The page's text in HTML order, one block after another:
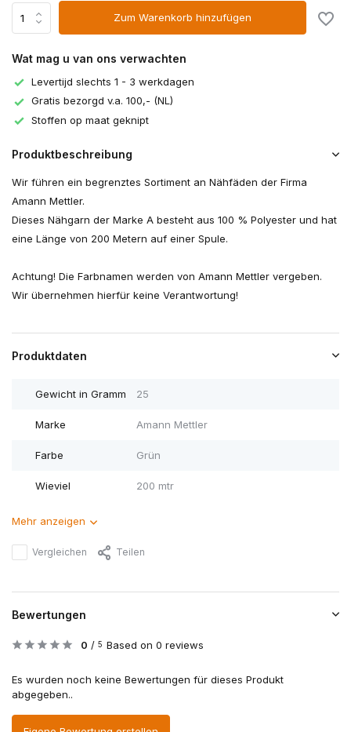
Zum Warenkorb hinzufügen
Wat mag u van ons verwachten
Levertijd slechts 1 - 3 werkdagen
Gratis bezorgd v.a. 100,- (NL)
Stoffen op maat geknipt
Produktbeschreibung
Wir führen ein begrenztes Sortiment an Nähfäden der Firma
Amann Mettler.
Dieses Nähgarn der Marke A besteht aus 100 % Polyester und hat
eine Länge von 200 Metern auf einer Spule.
Achtung! Die Farbnamen werden von Amann Mettler vergeben.
Wir übernehmen hierfür keine Verantwortung!
Produktdaten
Gewicht in Gramm 25
Marke Amann Mettler
Farbe Grün
Wieviel 200 mtr
Mehr anzeigen
Vergleichen Teilen
Bewertungen
0 / 5 Based on 0 reviews
Es wurden noch keine Bewertungen für dieses Produkt
abgegeben..